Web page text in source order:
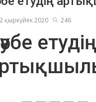
Бекжан
қыркүйек 2020 246
етудің